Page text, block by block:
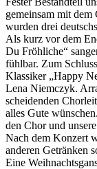
gemeinsam mit dem
wurden drei
Als kurz vor dem
Du Fröhliche“
fühlbar. Zum
Klassiker „Happy
Lena Niemczyk.
scheidenden
alles Gute
den Chor und
Nach dem Konzert
anderen Getränken
Eine